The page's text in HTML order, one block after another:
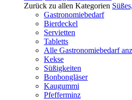
Zurück zu allen Kategorien
Gastronomiebedarf
Bierdeckel
Servietten
Tabletts
Alle Gastronomiebedarf
Kekse
Süßigkeiten
Bonbongläser
Kaugummi
Pfefferminz